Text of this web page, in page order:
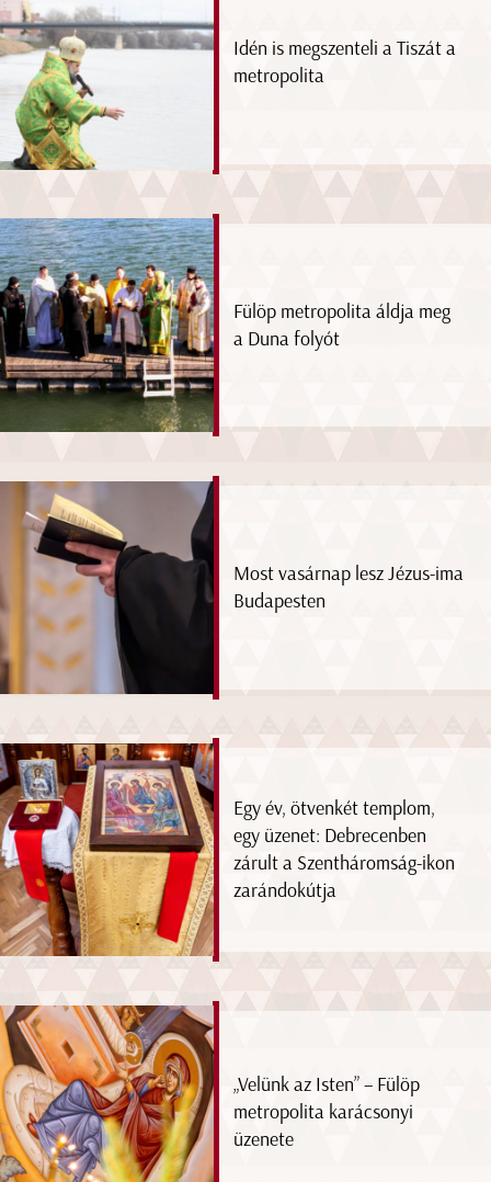
Idén is megszenteli a Tiszát a
metropolita
Fülöp metropolita áldja meg
a Duna folyót
Most vasárnap lesz Jézus-ima
Budapesten
Egy év, ötvenkét templom,
egy üzenet: Debrecenben
zárult a Szentháromság-ikon
zarándokútja
„Velünk az Isten” – Fülöp
metropolita karácsonyi
üzenete